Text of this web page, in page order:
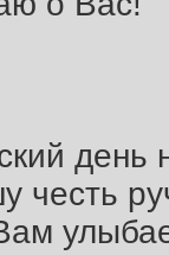
день
честь